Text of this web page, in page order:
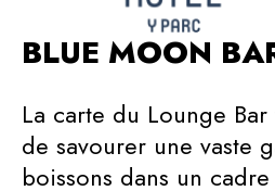
BLUE MOON
La carte du Lounge
de savourer une vaste
boissons dans un